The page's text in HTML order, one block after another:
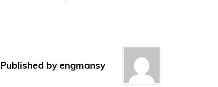
Published by engmansy